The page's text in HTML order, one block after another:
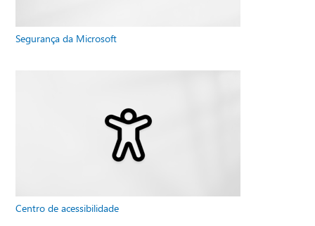
Segurança da Microsoft
Centro de acessibilidade